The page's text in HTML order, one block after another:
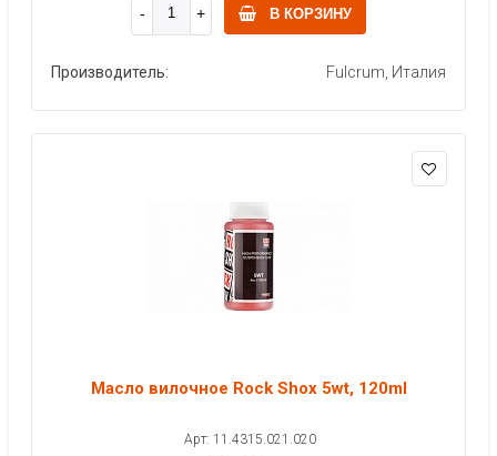
В КОРЗИНУ
Производитель: Fulcrum, Италия
Масло вилочное Rock Shox 5wt, 120ml
Арт: 11.4315.021.020